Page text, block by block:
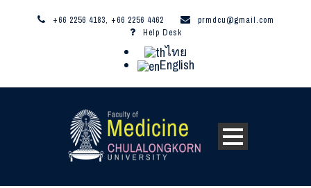
+66 2256 4183, +66 2256 4462
prmdcu@gmail.com
Help Desk
ไทย
English